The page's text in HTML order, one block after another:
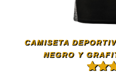
CAMISETA
NEGRO Y